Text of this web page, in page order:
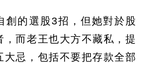
創的選股3招，但她對於股
，而老王也大方不藏私，提
大忌，包括不要把存款全部